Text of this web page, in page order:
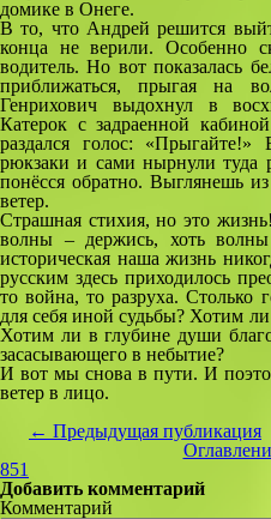
домике в Онеге.
В то, что Андрей решится
конца не верили. Особенно
водитель. Но вот показалась
приближаться, прыгая на
Генрихович выдохнул в
Катерок с задраенной
раздался голос:
рюкзаки и сами нырнули туда
понёсся обратно. Выглянешь
ветер.
Страшная стихия, но это
волны – держись, хоть
историческая наша жизнь
русским здесь приходилось
то война, то разруха.
для себя иной судьбы? Хотим
Хотим ли в глубине души
засасывающего в небытие?
И вот мы снова в пути. И
ветер в лицо.
← Предыдущая публикация
851
Добавить комментарий
Комментарий